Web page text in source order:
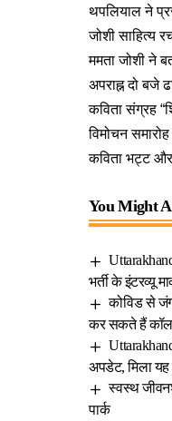
थपलियाल ने
जोशी साहित्य
ममता जोशी ने
अपराह्न दो बजे
कविता संग्रह
विमोचन
कविता भट्ट और
You Might
भर्ती के इंटरव्यू
कोविड से
कर सकते हैं कॉल
अपडेट, मिला यह
स्वस्थ
पार्क